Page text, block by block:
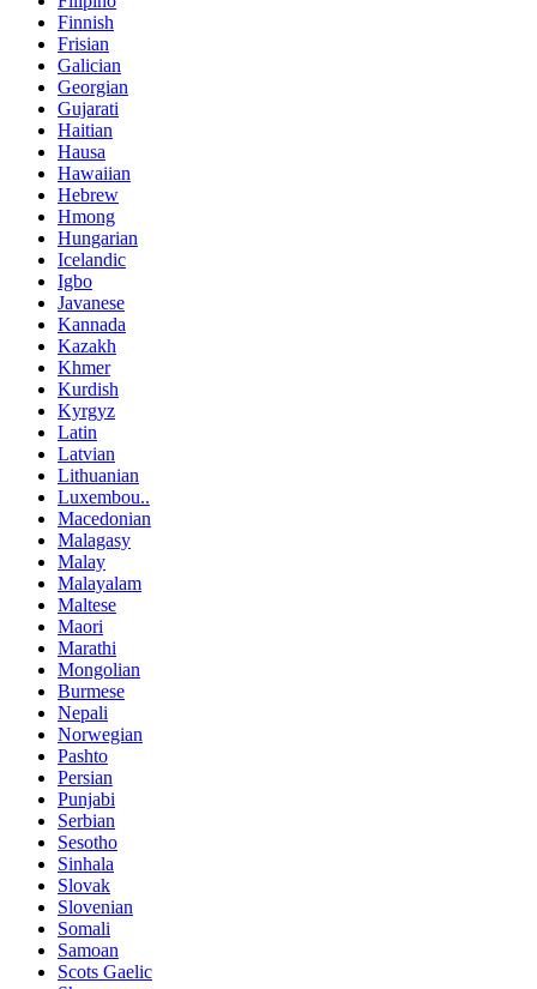
Finnish
Frisian
Galician
Georgian
Gujarati
Haitian
Hausa
Hawaiian
Hebrew
Hmong
Hungarian
Icelandic
Igbo
Javanese
Kannada
Kazakh
Khmer
Kurdish
Kyrgyz
Latin
Latvian
Lithuanian
Luxembou..
Macedonian
Malagasy
Malay
Malayalam
Maltese
Maori
Marathi
Mongolian
Burmese
Nepali
Norwegian
Pashto
Persian
Punjabi
Serbian
Sesotho
Sinhala
Slovak
Slovenian
Somali
Samoan
Scots Gaelic